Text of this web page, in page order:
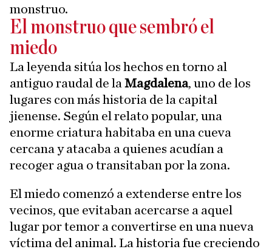
monstruo.
El monstruo que sembró el
miedo
La leyenda sitúa los hechos en torno al
antiguo raudal de la Magdalena, uno de los
lugares con más historia de la capital
jienense. Según el relato popular, una
enorme criatura habitaba en una cueva
cercana y atacaba a quienes acudían a
recoger agua o transitaban por la zona.
El miedo comenzó a extenderse entre los
vecinos, que evitaban acercarse a aquel
lugar por temor a convertirse en una nueva
víctima del animal. La historia fue creciendo